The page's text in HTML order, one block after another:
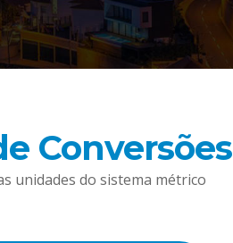
Conversões
unidades do sistema métrico